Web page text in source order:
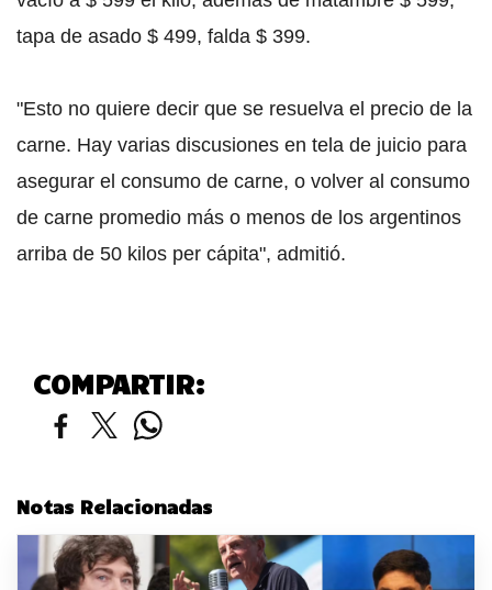
tapa de asado $ 499, falda $ 399.
"Esto no quiere decir que se resuelva el precio de la
carne. Hay varias discusiones en tela de juicio para
asegurar el consumo de carne, o volver al consumo
de carne promedio más o menos de los argentinos
arriba de 50 kilos per cápita", admitió.
COMPARTIR:
Notas Relacionadas